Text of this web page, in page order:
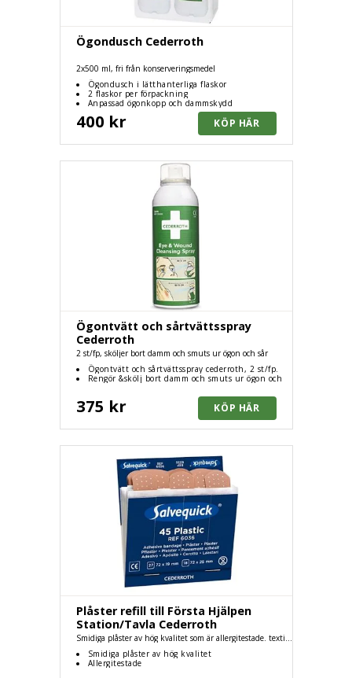
Ögondusch Cederroth
2x500 ml, fri från konserveringsmedel
Ögondusch i lätthanterliga flaskor
2 flaskor per förpackning
Anpassad ögonkopp och dammskydd
400 kr
Ögontvätt och sårtvättsspray
Cederroth
2 st/fp, sköljer bort damm och smuts ur ögon och sår
Ögontvätt och sårtvättsspray cederroth, 2 st/fp.
Rengör &skölj bort damm och smuts ur ögon och
375 kr
Plåster refill till Första Hjälpen
Station/Tavla Cederroth
Smidiga plåster av hög kvalitet som är allergitestade. textil
Smidiga plåster av hög kvalitet
Allergitestade